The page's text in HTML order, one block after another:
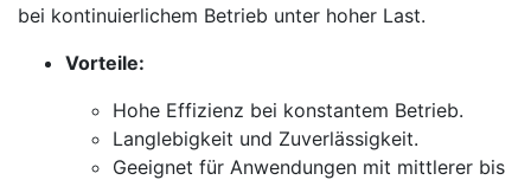
bei kontinuierlichem Betrieb unter hoher Last.
Vorteile:
Hohe Effizienz bei konstantem Betrieb.
Langlebigkeit und Zuverlässigkeit.
Geeignet für Anwendungen mit mittlerer bis